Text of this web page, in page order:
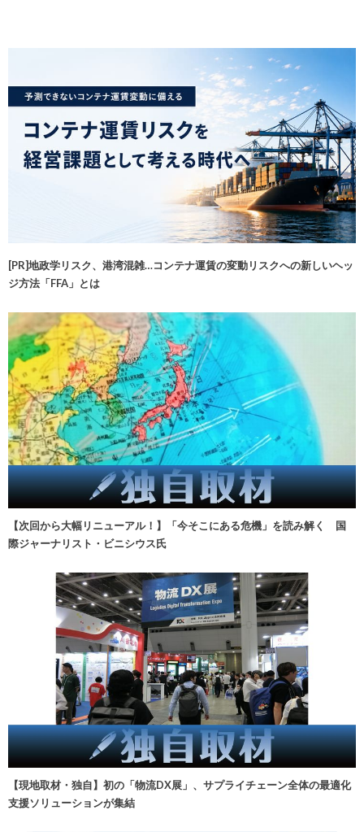
[PR]地政学リスク、港湾混雑…コンテナ運賃の変動リスクへの新しいヘッ
ジ方法「FFA」とは
【次回から大幅リニューアル！】「今そこにある危機」を読み解く 国
際ジャーナリスト・ビニシウス氏
【現地取材・独自】初の「物流DX展」、サプライチェーン全体の最適化
支援ソリューションが集結